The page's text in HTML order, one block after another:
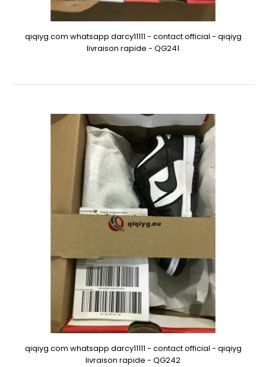
qiqiyg.com whatsapp darcy11111 - contact official - qiqiyg
livraison rapide - QG241
qiqiyg.com whatsapp darcy11111 - contact official - qiqiyg
livraison rapide - QG242